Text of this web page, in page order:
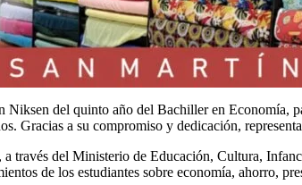
del quinto año del Bachiller en Economía,
Gracias a su compromiso y dedicación,
través del Ministerio de Educación, Cultura,
de los estudiantes sobre economía, ahorro,